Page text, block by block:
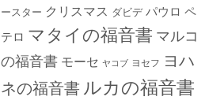
ースター クリスマス ダビデ パウロ ペ
テロ マタイの福音書 マルコ
の福音書 モーセ ヤコブ ヨセフ ヨハ
ネの福音書 ルカの福音書